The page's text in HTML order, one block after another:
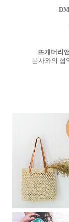
뜨개머리
본사와의 협